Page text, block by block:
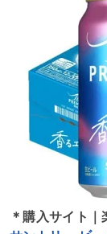
＊購入サイト｜